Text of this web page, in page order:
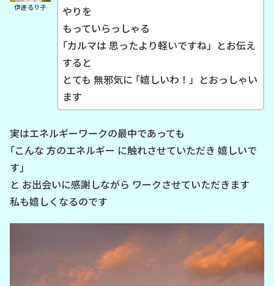
伊達 るり子
やりを
もっていらっしゃる
｢カルマは 思ったより軽いですね」とお伝え
すると
とても 無邪気に ｢嬉しいわ！」とおっしゃい
ます
実はエネルギーワークの最中であっても
｢こんな 方のエネルギー に触れさせていただき 嬉しいで
す｣
と お出会いに感謝しながら ワークさせていただきます
私も嬉しくなるのです